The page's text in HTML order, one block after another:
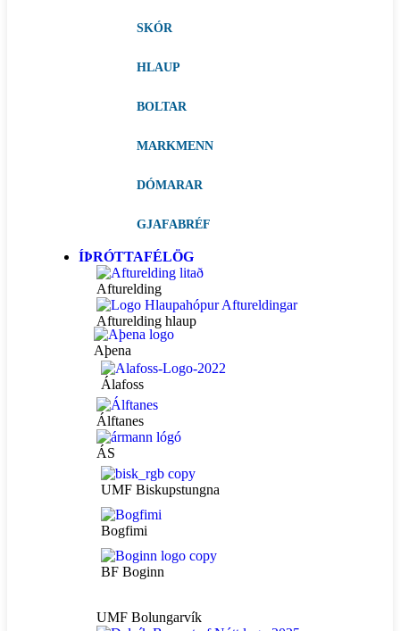
SKÓR
HLAUP
BOLTAR
MARKMENN
DÓMARAR
GJAFABRÉF
ÍÞRÓTTAFÉLÖG
Afturelding
Afturelding hlaup
Aþena
Álafoss
Álftanes
ÁS
UMF Biskupstungna
Bogfimi
BF Boginn
UMF Bolungarvík